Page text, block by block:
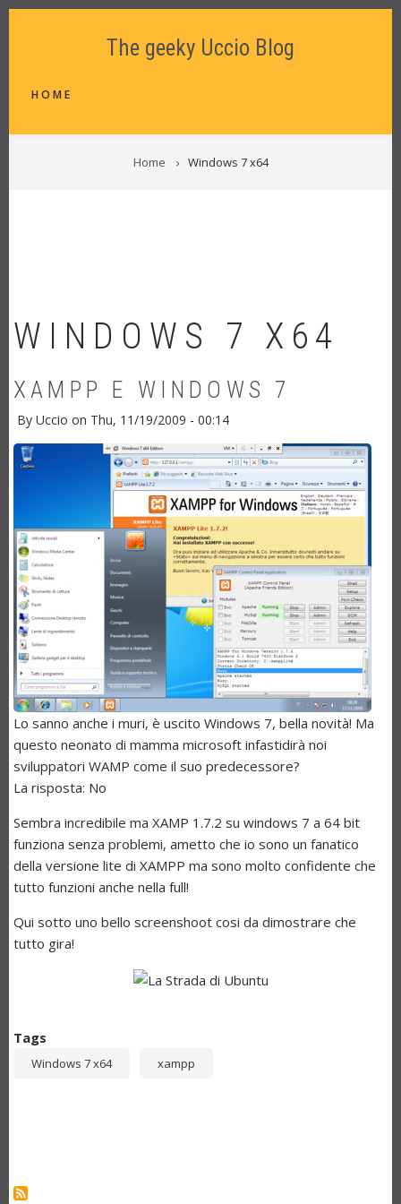
Skip
The geeky Uccio Blog
NAVIGATION
HOME
BREADCRUMB
Home Windows 7 x64
WINDOWS 7 X64
XAMPP E WINDOWS 7
By Uccio on Thu, 11/19/2009 - 00:14
Lo sanno anche i muri, è uscito Windows 7, bella novità! Ma
questo neonato di mamma microsoft infastidirà noi
sviluppatori WAMP come il suo predecessore?
La risposta: No
Sembra incredibile ma XAMP 1.7.2 su windows 7 a 64 bit
funziona senza problemi, ametto che io sono un fanatico
della versione lite di XAMPP ma sono molto confidente che
tutto funzioni anche nella full!
Qui sotto uno bello screenshoot cosi da dimostrare che
tutto gira!
Tags
Windows 7 x64 xampp